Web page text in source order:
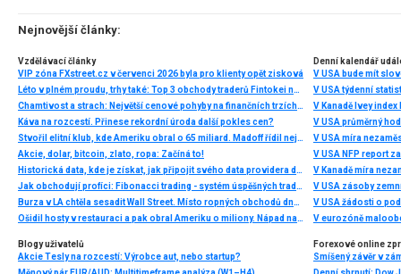
několik příkladů nejznámějších z nich.
Nejnovější články:
Vzdělávací články
VIP zóna FXstreet.cz v červenci 2026 byla pro klienty opět zisková
Léto v plném proudu, trhy také: Top 3 obchody traderů Fintokei na indexech a zlatě
Chamtivost a strach: Největší cenové pohyby na finančních trzích (červenec 2026)
Káva na rozcestí. Přinese rekordní úroda další pokles cen?
Stvořil elitní klub, kde Ameriku obral o 65 miliard. Madoff řídil největší Ponzi dějin
Akcie, dolar, bitcoin, zlato, ropa: Začíná to!
Historická data, kde je získat, jak připojit svého data providera do MultiCharts a proč je budeme potřebovat? (4. díl)
Jak obchodují profíci: Fibonacci trading - systém úspěšných traderů
Burza v LA chtěla sesadit Wall Street. Místo ropných obchodů dnes místem duní basy
Ošidil hosty v restauraci a pak obral Ameriku o miliony. Nápad na obří podvod dostal Ponzi náhodou
Denní kalendář
V USA bude mít
V USA týdenní
V Kanadě Ivey index
V USA průměrný
V USA míra
V USA NFP report
V Kanadě míra
V USA zásoby
V USA žádosti o
V eurozóně
Blogy uživatelů
Akcie Tesly na rozcestí: Výrobce aut, nebo startup?
Forexové online
Smíšený závěr v